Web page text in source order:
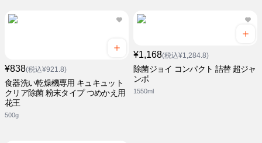
¥838(税込¥921.8)
食器洗い乾燥機専用 キュキュット
クリア除菌 粉末タイプ つめかえ用
花王
500g
¥1,168(税込¥1,284.8)
除菌ジョイ コンパクト 詰替 超ジャ
ンボ
1550ml